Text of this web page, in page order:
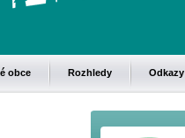
obce Rozhledy Odkazy